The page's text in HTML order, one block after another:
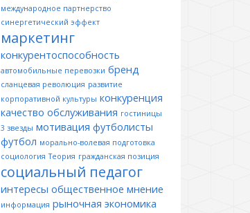
международное партнерство
синергетический эффект
маркетинг
конкурентоспособность
автомобильные перевозки бренд
сланцевая революция развитие
корпоративной культуры конкуренция
качество обслуживания гостиницы
3 звезды мотивация футболисты
футбол морально-волевая подготовка
социология Теория гражданская позиция
социальный педагог
интересы общественное мнение
информация рыночная экономика